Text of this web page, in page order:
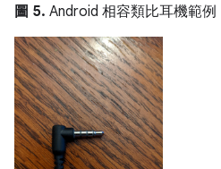
圖 5. Android 相容類比耳機範例